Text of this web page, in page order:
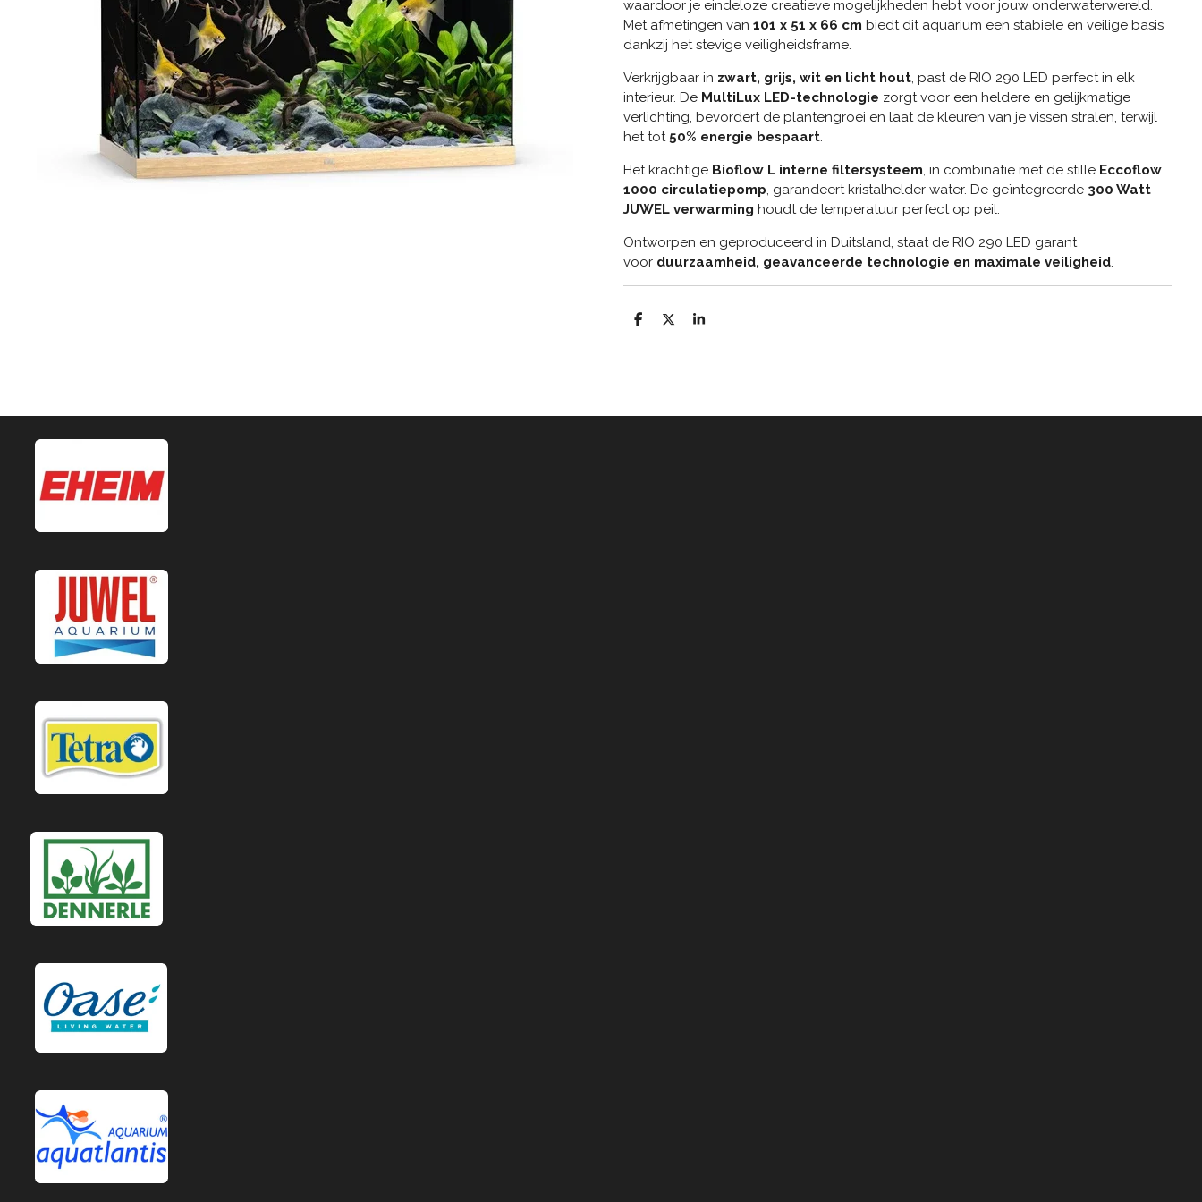
waardoor je eindeloze creatieve mogelijkheden hebt voor jouw onderwaterwereld.
Met afmetingen van 101 x 51 x 66 cm biedt dit aquarium een stabiele en veilige basis
dankzij het stevige veiligheidsframe.
Verkrijgbaar in zwart, grijs, wit en licht hout, past de RIO 290 LED perfect in elk
interieur. De MultiLux LED-technologie zorgt voor een heldere en gelijkmatige
verlichting, bevordert de plantengroei en laat de kleuren van je vissen stralen, terwijl
het tot 50% energie bespaart.
Het krachtige Bioflow L interne filtersysteem, in combinatie met de stille Eccoflow
1000 circulatiepomp, garandeert kristalhelder water. De geïntegreerde 300 Watt
JUWEL verwarming houdt de temperatuur perfect op peil.
Ontworpen en geproduceerd in Duitsland, staat de RIO 290 LED garant
voor duurzaamheid, geavanceerde technologie en maximale veiligheid.
D
D
S